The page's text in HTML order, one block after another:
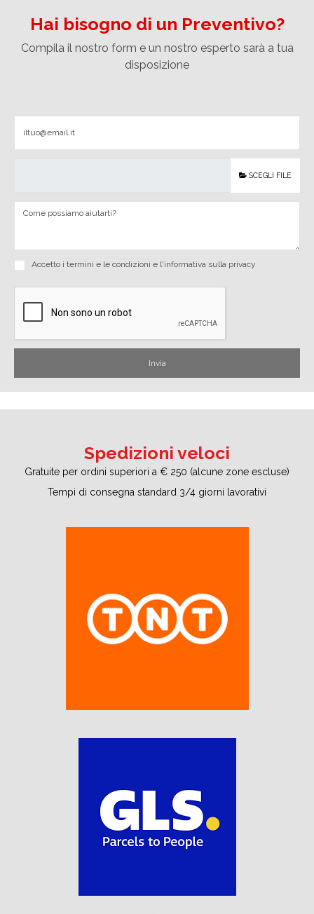
Hai bisogno di un Preventivo?
Compila il nostro form e un nostro esperto sarà a tua
disposizione
SCEGLI FILE
Accetto i termini e le condizioni e l'informativa sulla privacy
Spedizioni veloci
Gratuite per ordini superiori a € 250 (alcune zone escluse)
Tempi di consegna standard 3/4 giorni lavorativi